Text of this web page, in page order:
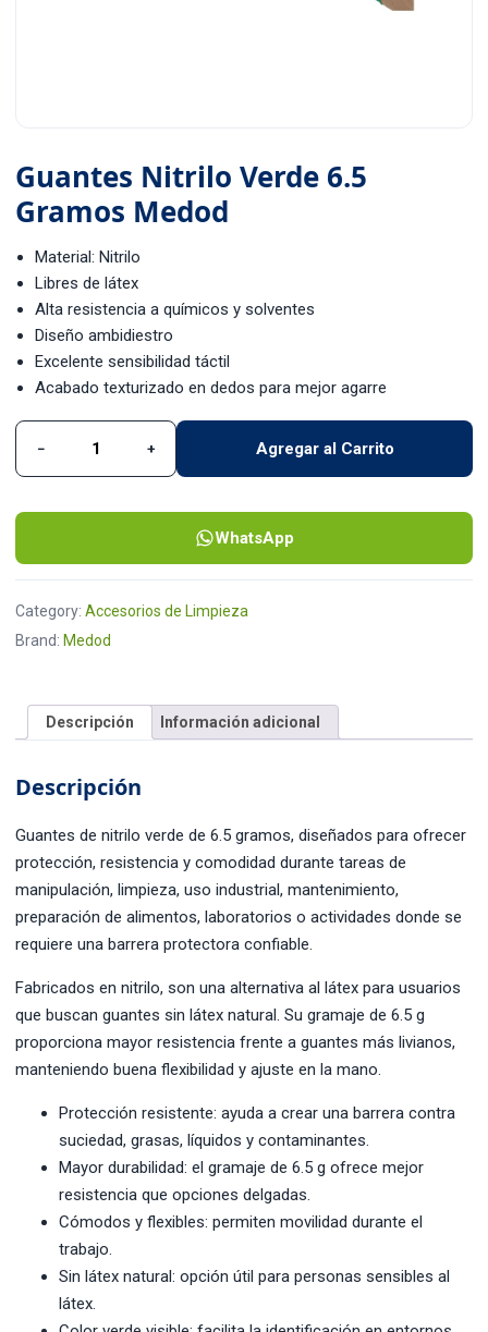
Guantes Nitrilo Verde 6.5
Gramos Medod
Material: Nitrilo
Libres de látex
Alta resistencia a químicos y solventes
Diseño ambidiestro
Excelente sensibilidad táctil
Acabado texturizado en dedos para mejor agarre
Guantes Nitrilo Verde 6.5 Gramos Medod quantity
− + Agregar al Carrito
WhatsApp
Category: Accesorios de Limpieza
Brand: Medod
Descripción Información adicional
Descripción
Guantes de nitrilo verde de 6.5 gramos, diseñados para ofrecer
protección, resistencia y comodidad durante tareas de
manipulación, limpieza, uso industrial, mantenimiento,
preparación de alimentos, laboratorios o actividades donde se
requiere una barrera protectora confiable.
Fabricados en nitrilo, son una alternativa al látex para usuarios
que buscan guantes sin látex natural. Su gramaje de 6.5 g
proporciona mayor resistencia frente a guantes más livianos,
manteniendo buena flexibilidad y ajuste en la mano.
Protección resistente: ayuda a crear una barrera contra
suciedad, grasas, líquidos y contaminantes.
Mayor durabilidad: el gramaje de 6.5 g ofrece mejor
resistencia que opciones delgadas.
Cómodos y flexibles: permiten movilidad durante el
trabajo.
Sin látex natural: opción útil para personas sensibles al
látex.